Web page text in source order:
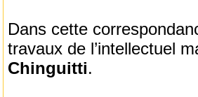
Dans cette
travaux de l’intellectuel
Chinguitti.